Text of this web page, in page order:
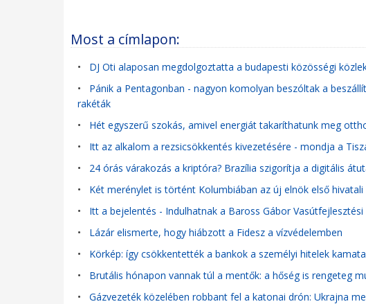
Most a címlapon:
• DJ Oti alaposan megdolgoztatta a budapesti közösségi
• Pánik a Pentagonban - nagyon komolyan beszóltak a
rakéták
• Hét egyszerű szokás, amivel energiát takaríthatunk meg
• Itt az alkalom a rezsicsökkentés kivezetésére - mondja a
• 24 órás várakozás a kriptóra? Brazília szigorítja a digitális
• Két merénylet is történt Kolumbiában az új elnök első hivatali
• Itt a bejelentés - Indulhatnak a Baross Gábor
• Lázár elismerte, hogy hiábzott a Fidesz a vízvédelemben
• Körkép: így csökkentették a bankok a személyi hitelek
• Brutális hónapon vannak túl a mentők: a hőség is rengeteg
• Gázvezeték közelében robbant fel a katonai drón: Ukrajna